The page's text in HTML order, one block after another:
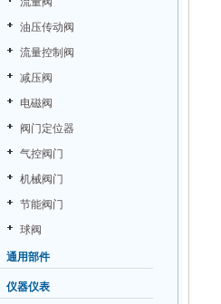
油压传动阀
流量控制阀
减压阀
电磁阀
阀门定位器
气控阀门
机械阀门
节能阀门
球阀
通用部件
仪器仪表